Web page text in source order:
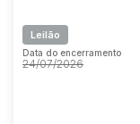
Leilão
Data do encerramento
24/07/2026